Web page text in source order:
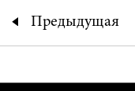
Предыдущая